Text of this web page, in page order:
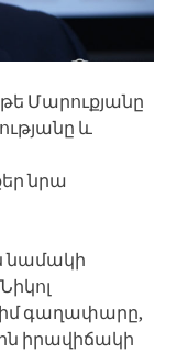
Մարուքյանը
և
նրա
նամակի
իմ գաղափարը,
իրավիճակի